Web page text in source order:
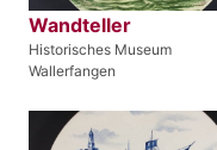
Wandteller
Historisches Museum
Wallerfangen